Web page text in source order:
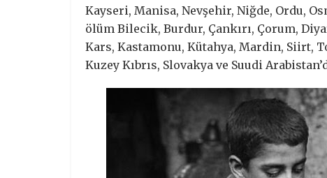
Kayseri, Manisa, Nevşehir, Niğde, Ordu,
ölüm Bilecik, Burdur, Çankırı, Çorum,
Kars, Kastamonu, Kütahya, Mardin, Siirt,
Kuzey Kıbrıs, Slovakya ve Suudi